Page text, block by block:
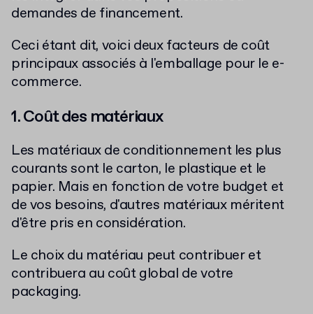
demandes de financement.
Ceci étant dit, voici deux facteurs de coût
principaux associés à l'emballage pour le e-
commerce.
1. Coût des matériaux
Les matériaux de conditionnement les plus
courants sont le carton, le plastique et le
papier. Mais en fonction de votre budget et
de vos besoins, d'autres matériaux méritent
d'être pris en considération.
Le choix du matériau peut contribuer et
contribuera au coût global de votre
packaging.